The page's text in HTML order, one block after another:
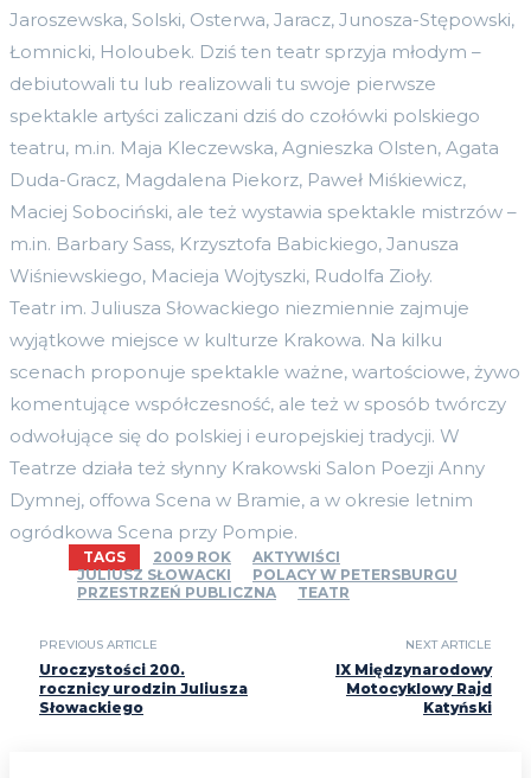
Jaroszewska, Solski, Osterwa, Jaracz, Junosza-Stępowski,
Łomnicki, Holoubek. Dziś ten teatr sprzyja młodym –
debiutowali tu lub realizowali tu swoje pierwsze
spektakle artyści zaliczani dziś do czołówki polskiego
teatru, m.in. Maja Kleczewska, Agnieszka Olsten, Agata
Duda-Gracz, Magdalena Piekorz, Paweł Miśkiewicz,
Maciej Sobociński, ale też wystawia spektakle mistrzów –
m.in. Barbary Sass, Krzysztofa Babickiego, Janusza
Wiśniewskiego, Macieja Wojtyszki, Rudolfa Zioły.
Teatr im. Juliusza Słowackiego niezmiennie zajmuje
wyjątkowe miejsce w kulturze Krakowa. Na kilku
scenach proponuje spektakle ważne, wartościowe, żywo
komentujące współczesność, ale też w sposób twórczy
odwołujące się do polskiej i europejskiej tradycji. W
Teatrze działa też słynny Krakowski Salon Poezji Anny
Dymnej, offowa Scena w Bramie, a w okresie letnim
ogródkowa Scena przy Pompie.
TAGS 2009 ROK
AKTYWIŚCI
JULIUSZ SŁOWACKI
POLACY W PETERSBURGU
PRZESTRZEŃ PUBLICZNA
TEATR
PREVIOUS ARTICLE
Uroczystości 200.
rocznicy urodzin Juliusza
Słowackiego
NEXT ARTICLE
IX Międzynarodowy
Motocyklowy Rajd
Katyński